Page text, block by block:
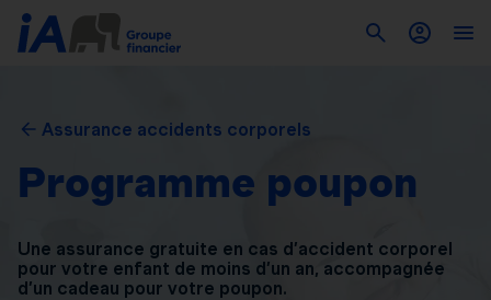
Assurance accidents corporels
Programme poupon
Une assurance gratuite en cas d’accident corporel
pour votre enfant de moins d’un an, accompagnée
d’un cadeau pour votre poupon.